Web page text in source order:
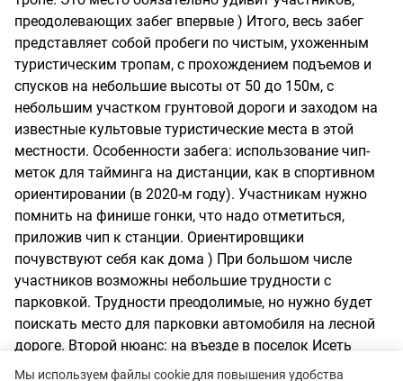
преодолевающих забег впервые ) Итого, весь забег
представляет собой пробеги по чистым, ухоженным
туристическим тропам, с прохождением подъемов и
спусков на небольшие высоты от 50 до 150м, с
небольшим участком грунтовой дороги и заходом на
известные культовые туристические места в этой
местности. Особенности забега: использование чип-
меток для тайминга на дистанции, как в спортивном
ориентировании (в 2020-м году). Участникам нужно
помнить на финише гонки, что надо отметиться,
приложив чип к станции. Ориентировщики
почувствуют себя как дома ) При большом числе
участников возможны небольшие трудности с
парковкой. Трудности преодолимые, но нужно будет
поискать место для парковки автомобиля на лесной
дороге. Второй нюанс: на въезде в поселок Исеть
(место проведения забега) имеется железнодорожный
Мы используем файлы cookie для повышения удобства